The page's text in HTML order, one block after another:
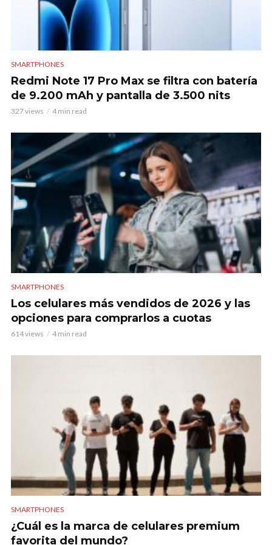
SMARTPHONES
Redmi Note 17 Pro Max se filtra con batería
de 9.200 mAh y pantalla de 3.500 nits
327 views 4 min read
SMARTPHONES
Los celulares más vendidos de 2026 y las
opciones para comprarlos a cuotas
614 views 4 min read
SMARTPHONES
¿Cuál es la marca de celulares premium
favorita del mundo?